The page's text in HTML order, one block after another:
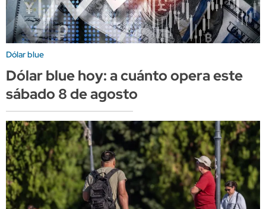
Dólar blue
Dólar blue hoy: a cuánto opera este
sábado 8 de agosto